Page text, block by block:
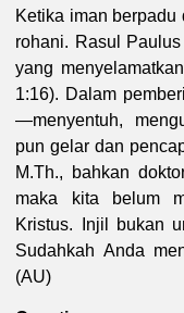
Ketika iman
rohani. Rasul
yang
1:16). Dalam
—menyentuh,
pun gelar dan
M.Th., bahkan
maka kita belum
Kristus. Injil bukan
Sudahkah Anda
(AU)